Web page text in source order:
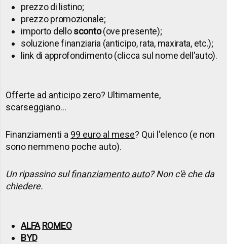
prezzo di listino;
prezzo promozionale;
importo dellosconto(ove presente);
soluzione finanziaria (anticipo, rata, maxirata, etc.);
link di approfondimento (clicca sul nome dell'auto).
Offerte ad anticipo zero? Ultimamente,
scarseggiano...
Finanziamenti a 99 euro al mese? Qui l'elenco (e non
sono nemmeno poche auto).
Un ripassino sulfinanziamento auto? Non c'è che da
chiedere.
ALFA ROMEO
BYD